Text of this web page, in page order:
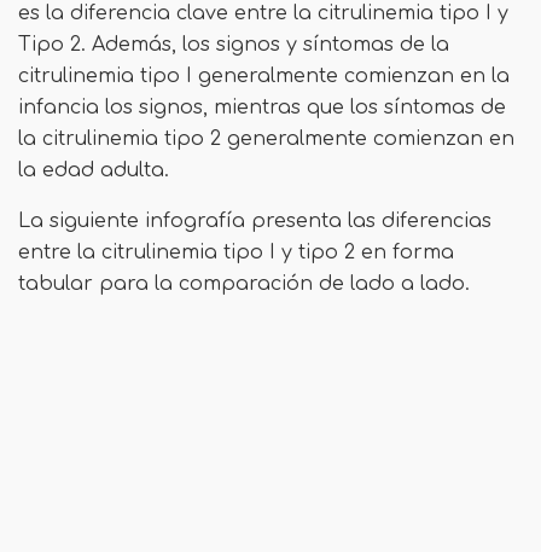
es la diferencia clave entre la citrulinemia tipo I y
Tipo 2. Además, los signos y síntomas de la
citrulinemia tipo I generalmente comienzan en la
infancia los signos, mientras que los síntomas de
la citrulinemia tipo 2 generalmente comienzan en
la edad adulta.
La siguiente infografía presenta las diferencias
entre la citrulinemia tipo I y tipo 2 en forma
tabular para la comparación de lado a lado.